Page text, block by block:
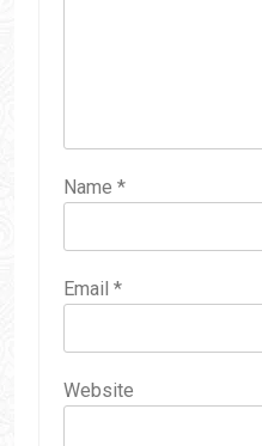
Name *
Email *
Website